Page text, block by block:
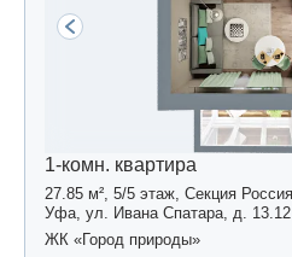
1-комн. квартира
27.85 м², 5/5 этаж, Секция
Уфа, ул. Ивана Спатара, д. 13.12
ЖК «Город природы»